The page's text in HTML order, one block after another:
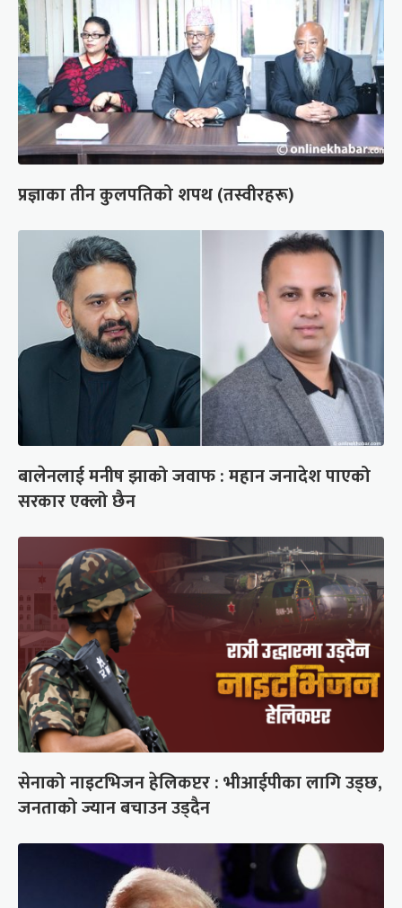
प्रज्ञाका तीन कुलपतिको शपथ (तस्वीरहरू)
बालेनलाई मनीष झाको जवाफ : महान जनादेश पाएको
सरकार एक्लो छैन
सेनाको नाइटभिजन हेलिकप्टर : भीआईपीका लागि उड्छ,
जनताको ज्यान बचाउन उड्दैन